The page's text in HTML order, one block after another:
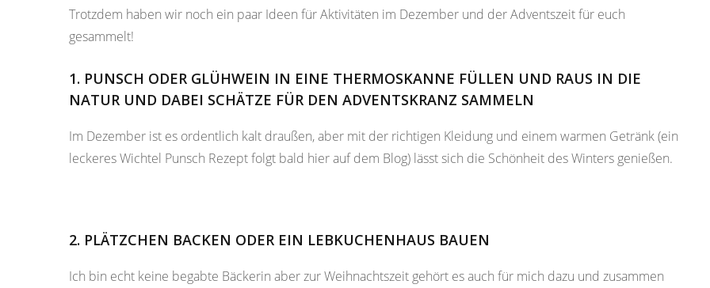
Trotzdem haben wir noch ein paar Ideen für Aktivitäten im Dezember und der Adventszeit für euch
gesammelt!
1. PUNSCH ODER GLÜHWEIN IN EINE THERMOSKANNE FÜLLEN UND RAUS IN DIE
NATUR UND DABEI SCHÄTZE FÜR DEN ADVENTSKRANZ SAMMELN
Im Dezember ist es ordentlich kalt draußen, aber mit der richtigen Kleidung und einem warmen Getränk (ein
leckeres Wichtel Punsch Rezept folgt bald hier auf dem Blog) lässt sich die Schönheit des Winters genießen.
2. PLÄTZCHEN BACKEN ODER EIN LEBKUCHENHAUS BAUEN
Ich bin echt keine begabte Bäckerin aber zur Weihnachtszeit gehört es auch für mich dazu und zusammen